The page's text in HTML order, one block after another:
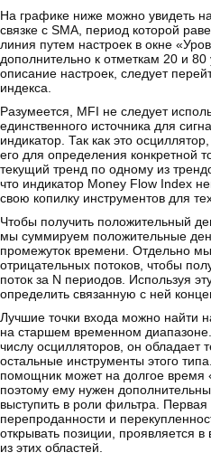
На графике ниже можно увидеть
связке с SMA, период которой
линия путем настроек в окне
дополнительно к отметкам 20 и
описание настроек, следует
индекса.
Разумеется, MFI не следует
единственного источника для
индикатор. Так как это
его для определения конкретной
текущий тренд по одному из
что индикатор Money Flow Index
свою копилку инструментов для
Чтобы получить положительный
мы суммируем положительные
промежуток времени. Отдельно
отрицательных потоков, чтобы
поток за N периодов. Используя
определить связанную с ней
Лучшие точки входа можно найти
на старшем временном
числу осцилляторов, он обладает
остальные инструменты этого
помощник может на долгое время
поэтому ему нужен
выступить в роли фильтра.
перепроданности и
открывать позиции, проявляется
из этих областей.